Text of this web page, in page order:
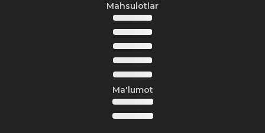
Mahsulotlar
Ma'lumot